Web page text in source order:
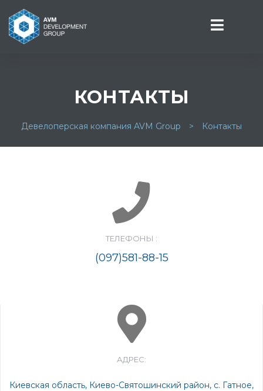
КОНТАКТЫ
Девелоперская компания AVM Group > Контакты
ТЕЛЕФОНЫ :
(097)581-88-15
АДРЕС:
Киевская область, Киево-Святошинский район, с. Гатное,